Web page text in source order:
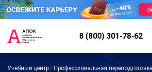
8 (800) 301-78-62
Учебный центр / Профессиональная переподготовка